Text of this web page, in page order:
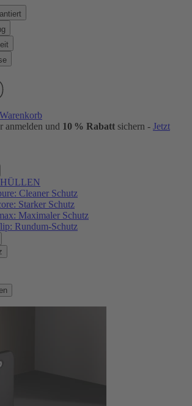
Warenkorb
anmelden und 10 % Rabatt sichern - Jetzt
Cleaner Schutz
Starker Schutz
Maximaler Schutz
Rundum-Schutz